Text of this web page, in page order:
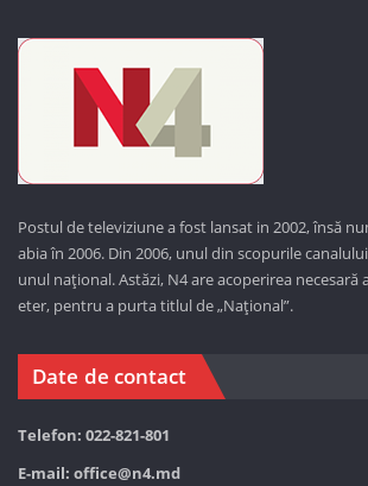
Postul de televiziune a fost lansat in 2002, însă
abia în 2006. Din 2006, unul din scopurile
unul național. Astăzi, N4 are acoperirea necesară
eter, pentru a purta titlul de „Național”.
Date de contact
Telefon: 022-821-801
E-mail: office@n4.md